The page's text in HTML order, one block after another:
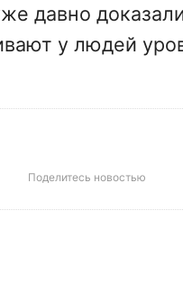
давно
у людей
Поделитесь новостью